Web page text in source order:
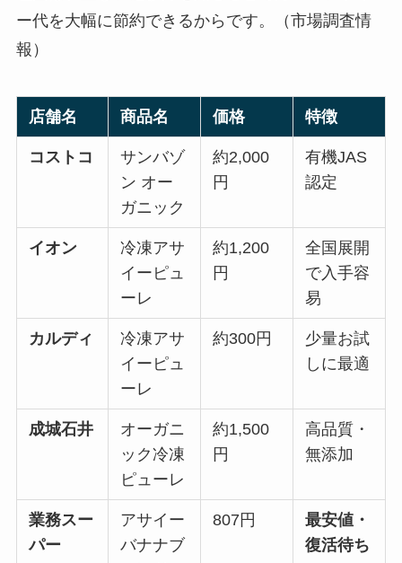
ー代を大幅に節約できるからです。（市場調査情
報）
店舗名 商品名 価格 特徴
コストコ
サンバゾ
ン オー
ガニック
約2,000
円
有機JAS
認定
イオン
冷凍アサ
イーピュ
ーレ
約1,200
円
全国展開
で入手容
易
カルディ
冷凍アサ
イーピュ
ーレ
約300円
少量お試
しに最適
成城石井
オーガニ
ック冷凍
ピューレ
約1,500
円
高品質・
無添加
業務スー
パー
アサイー
バナナブ
807円
最安値・
復活待ち